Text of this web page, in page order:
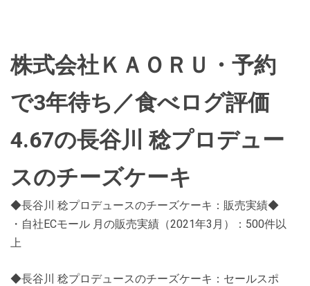
株式会社ＫＡＯＲＵ・予約
で3年待ち／食べログ評価
4.67の長谷川 稔プロデュー
スのチーズケーキ
◆長谷川 稔プロデュースのチーズケーキ：販売実績◆
・自社ECモール 月の販売実績（2021年3月）：500件以
上
◆長谷川 稔プロデュースのチーズケーキ：セールスポ